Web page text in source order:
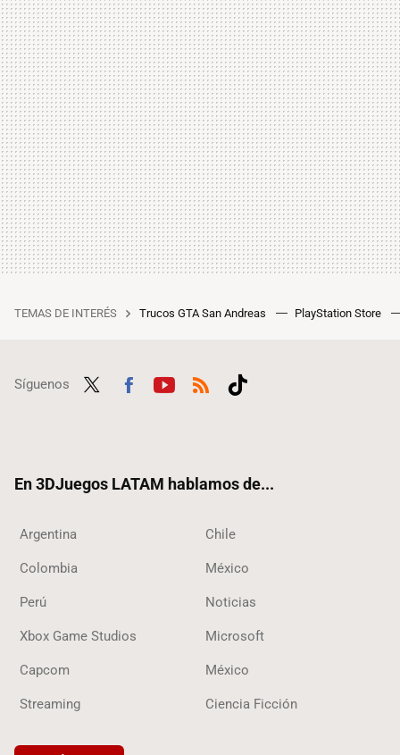
TEMAS DE INTERÉS Trucos GTA San Andreas PlayStation Store
Síguenos
En 3DJuegos LATAM hablamos de...
Argentina Chile
Colombia México
Perú Noticias
Xbox Game Studios Microsoft
Capcom México
Streaming Ciencia Ficción